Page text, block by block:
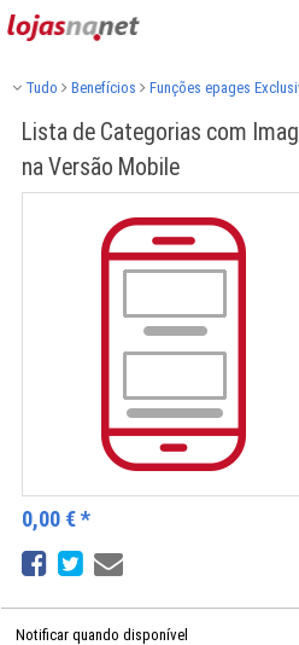
Tudo Benefícios Funções epages
Lista de Categorias com
na Versão Mobile
0,00 €*
Notificar quando disponível